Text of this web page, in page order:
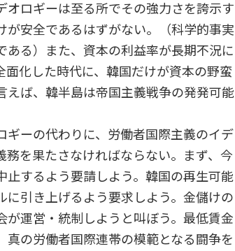
ロギーは至る所でその強力さを誇示す
安全であるはずがない。（科学的事実
る）また、資本の利益率が長期不況に
化した時代に、韓国だけが資本の野蛮
ば、韓半島は帝国主義戦争の発発可能
ーの代わりに、労働者国際主義のイデ
を果たさなければならない。まず、今
するよう要請しよう。韓国の再生可能
引き上げるよう要求しよう。金儲けの
運営・統制しようと叫ぼう。最低賃金
の労働者国際連帯の模範となる闘争を